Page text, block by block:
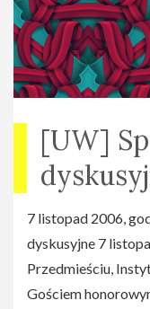
[UW]
7 listopad 2006,
dyskusyjne 7
Przedmieściu,
Gościem